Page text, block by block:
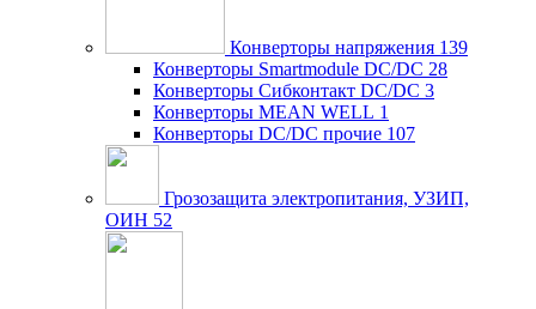
Конверторы напряжения 139
Конверторы Smartmodule DC/DC 28
Конверторы Сибконтакт DC/DC 3
Конверторы MEAN WELL 1
Конверторы DC/DC прочие 107
Грозозащита электропитания, УЗИП,
ОИН 52